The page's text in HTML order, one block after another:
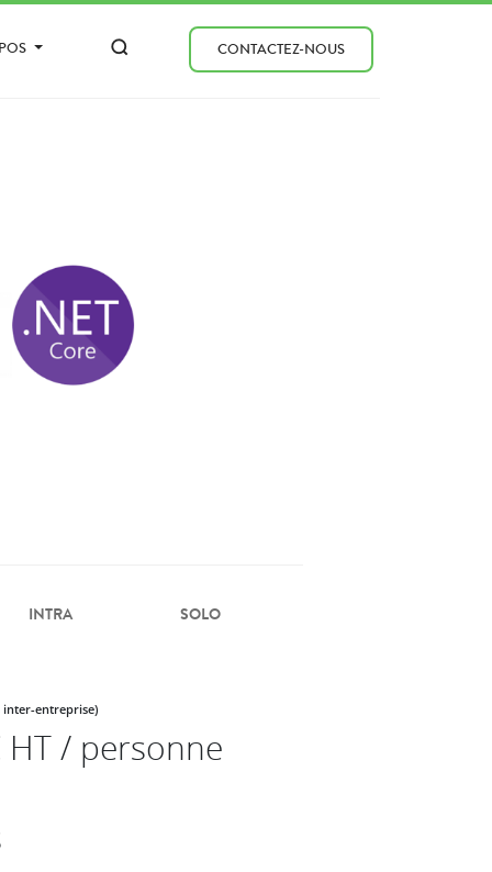
CONTACTEZ-NOUS
INTRA SOLO
entreprise)
HT / personne